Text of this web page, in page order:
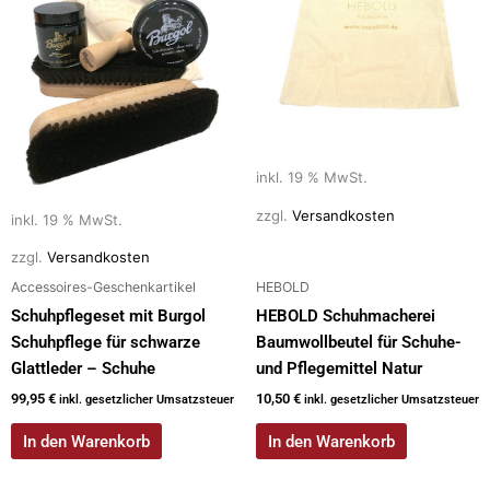
inkl. 19 % MwSt.
zzgl. Versandkosten
Accessoires-Geschenkartikel
Schuhpflegeset mit Burgol
Schuhpflege für schwarze
Glattleder – Schuhe
99,95 € inkl. gesetzlicher Umsatzsteuer
In den Warenkorb
inkl. 19 % MwSt.
zzgl. Versandkosten
HEBOLD
HEBOLD Schuhmacherei
Baumwollbeutel für Schuhe-
und Pflegemittel Natur
10,50 € inkl. gesetzlicher Umsatzsteuer
In den Warenkorb